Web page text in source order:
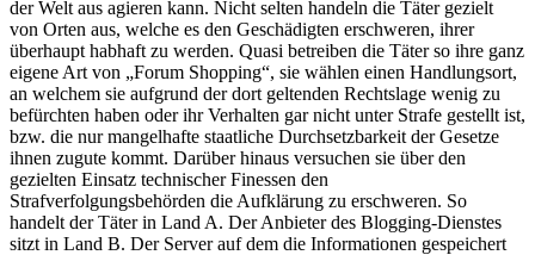
der Welt aus agieren kann. Nicht selten handeln die Täter gezielt
von Orten aus, welche es den Geschädigten erschweren, ihrer
überhaupt habhaft zu werden. Quasi betreiben die Täter so ihre ganz
eigene Art von „Forum Shopping“, sie wählen einen Handlungsort,
an welchem sie aufgrund der dort geltenden Rechtslage wenig zu
befürchten haben oder ihr Verhalten gar nicht unter Strafe gestellt ist,
bzw. die nur mangelhafte staatliche Durchsetzbarkeit der Gesetze
ihnen zugute kommt. Darüber hinaus versuchen sie über den
gezielten Einsatz technischer Finessen den
Strafverfolgungsbehörden die Aufklärung zu erschweren. So
handelt der Täter in Land A. Der Anbieter des Blogging-Dienstes
sitzt in Land B. Der Server auf dem die Informationen gespeichert